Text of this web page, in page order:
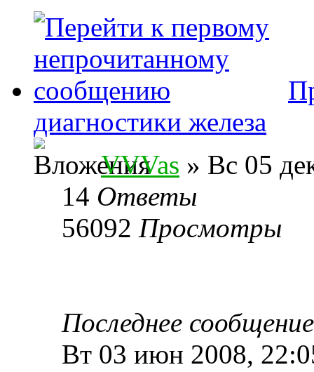
диагностики железа
VVVas » Вс 05
14 Ответы
56092 Просмотры
Последнее
Вт 03 июн 2008,